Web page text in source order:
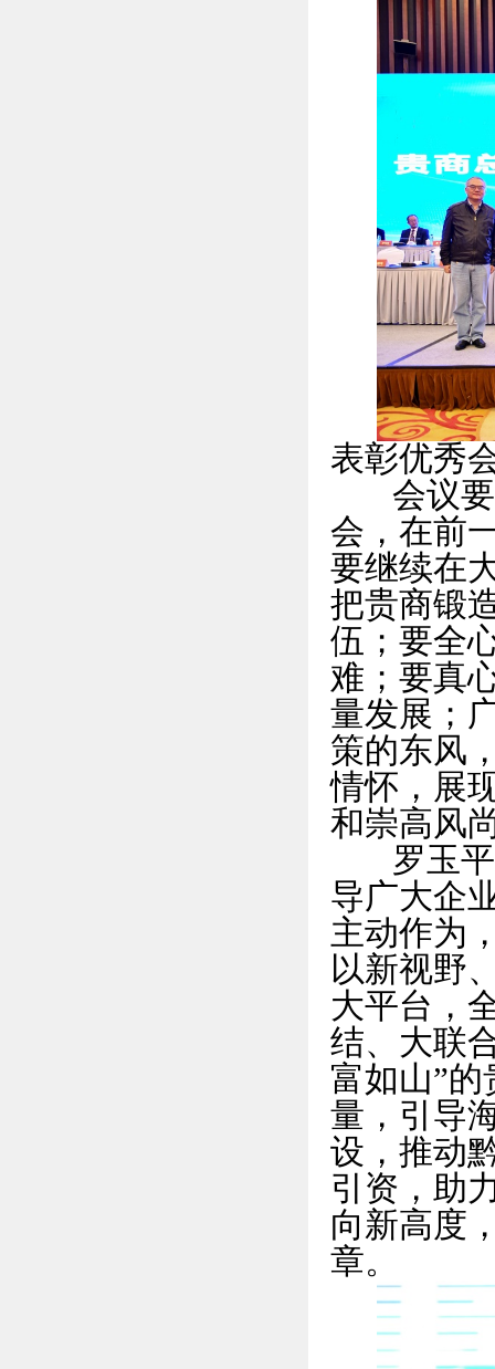
表彰优秀
会议要
会，在前
要继续在
把贵商锻
伍；要全
难；要真
量发展；
策的东风
情怀，展
和崇高风
罗玉平
导广大企
主动作为
以新视野
大平台，
结、大联
富如山”
量，引导
设，推动
引资，助
向新高度
章。